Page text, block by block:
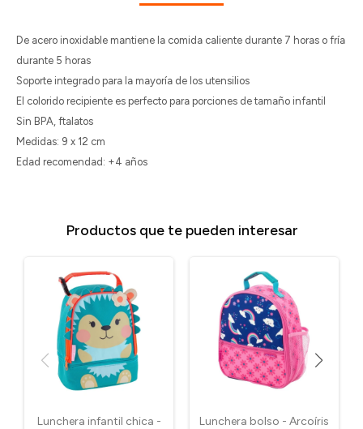
De acero inoxidable mantiene la comida caliente durante 7 horas o fría
durante 5 horas
Soporte integrado para la mayoría de los utensilios
El colorido recipiente es perfecto para porciones de tamaño infantil
Sin BPA, ftalatos
Medidas: 9 x 12 cm
Edad recomendad: +4 años
Productos que te pueden interesar
Lunchera infantil chica -
Lunchera bolso - Arcoíris